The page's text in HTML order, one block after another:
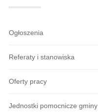
Ogłoszenia
Referaty i stanowiska
Oferty pracy
Jednostki pomocnicze gminy